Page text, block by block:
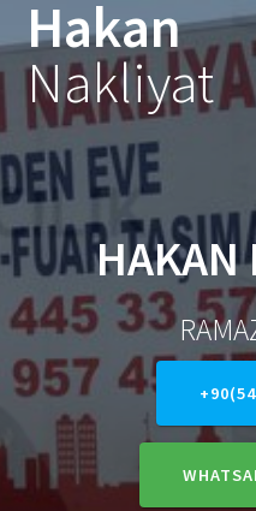
Hakan
Nakliyat
HAKAN